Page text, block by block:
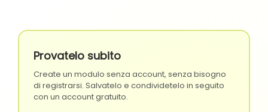
Provatelo subito
Create un modulo senza account, senza bisogno
di registrarsi. Salvatelo e condividetelo in seguito
con un account gratuito.